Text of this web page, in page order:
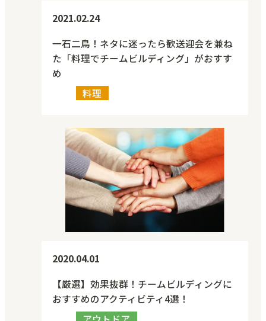
2021.02.24
一石二鳥！ネタに迷ったら歓送迎会を兼ね
た「料理でチームビルディング」がおすす
め
料理
2020.04.01
【厳選】効果抜群！チームビルディングに
おすすめのアクティビティ4選！